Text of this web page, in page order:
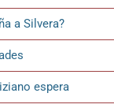
a Silvera?
espera